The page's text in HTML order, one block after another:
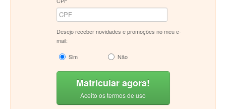
Desejo receber novidades e promoções no meu e-
mail:
Sim
Não
Matricular agora!
Aceito os termos de uso